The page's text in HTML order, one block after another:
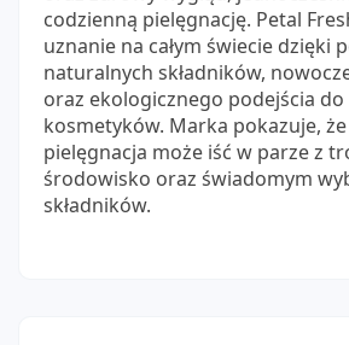
codzienną pielęgnację. Petal
uznanie na całym świecie dzięki
naturalnych składników,
oraz ekologicznego podejścia
kosmetyków. Marka pokazuje,
pielęgnacja może iść w parze z
środowisko oraz świadomym
składników.